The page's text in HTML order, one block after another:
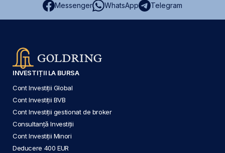
Messenger WhatsApp Telegram
INVESTIȚII LA BURSA
Cont Investiții Global
Cont Investiții BVB
Cont Investiții gestionat de broker
Consultanță Investiții
Cont Investiții Minori
Deducere 400 EUR